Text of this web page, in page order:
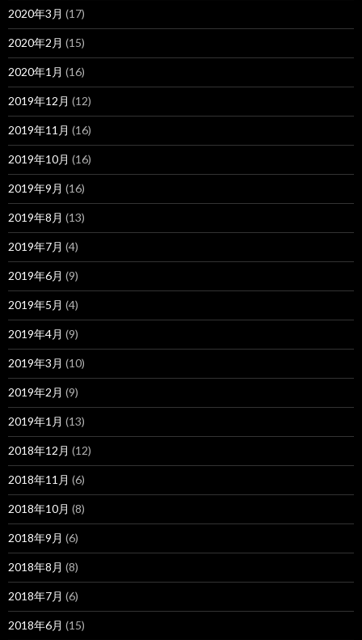
2020年3月 (17)
2020年2月 (15)
2020年1月 (16)
2019年12月 (12)
2019年11月 (16)
2019年10月 (16)
2019年9月 (16)
2019年8月 (13)
2019年7月 (4)
2019年6月 (9)
2019年5月 (4)
2019年4月 (9)
2019年3月 (10)
2019年2月 (9)
2019年1月 (13)
2018年12月 (12)
2018年11月 (6)
2018年10月 (8)
2018年9月 (6)
2018年8月 (8)
2018年7月 (6)
2018年6月 (15)